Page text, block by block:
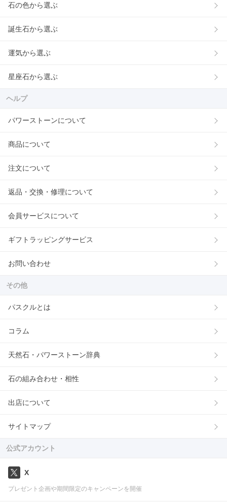
石の色から選ぶ
誕生石から選ぶ
運気から選ぶ
星座石から選ぶ
ヘルプ
パワーストーンについて
商品について
注文について
返品・交換・修理について
会員サービスについて
ギフトラッピングサービス
お問い合わせ
その他
パスクルとは
コラム
天然石・パワーストーン辞典
石の組み合わせ・相性
出店について
サイトマップ
公式アカウント
X
プレゼント企画や期間限定のキャンペーンを開催